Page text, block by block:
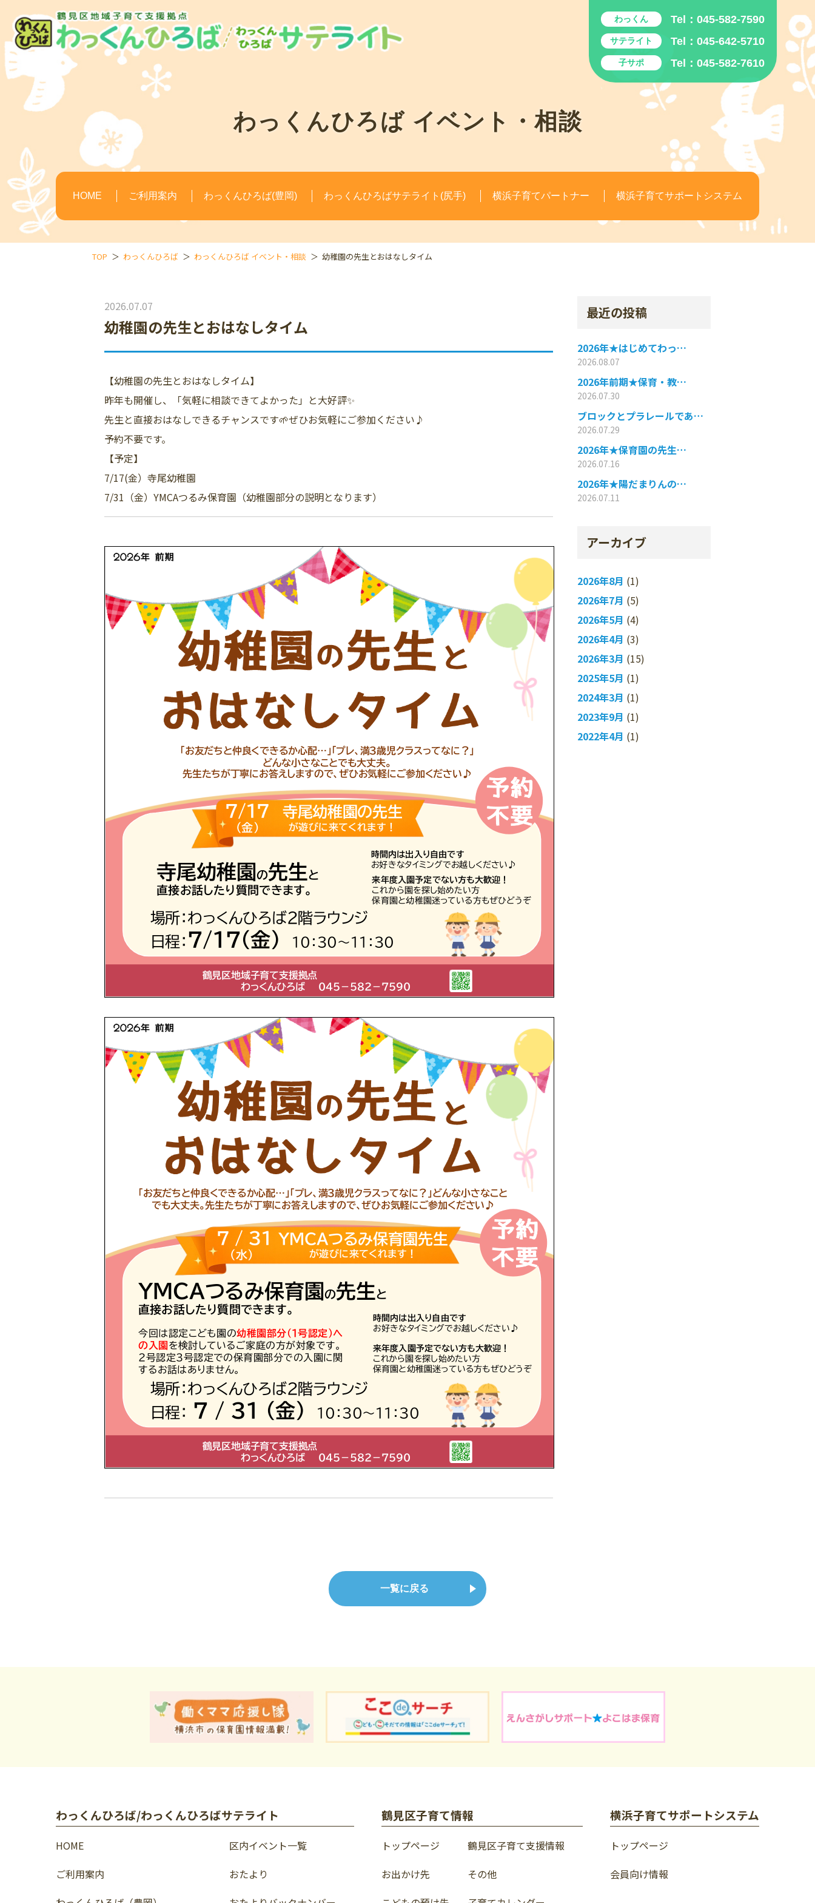
わっくん Tel： 045-582-7590
サテライト Tel： 045-642-5710
子サポ Tel： 045-582-7610
HOME ご利用案内 わっくんひろば(豊岡) わっくんひろばサテライト(尻手) 横浜子育てパートナー 横浜子育てサポートシステム
わっくんひろば イベント・相談
TOP わっくんひろば わっくんひろば イベント・相談 幼稚園の先生とおはなしタイム
2026.07.07
幼稚園の先生とおはなしタイム
【幼稚園の先生とおはなしタイム】
昨年も開催し、「気軽に相談できてよかった」と大好評✨
先生と直接おはなしできるチャンスです🌱ぜひお気軽にご参加ください♪
予約不要です。
【予定】
7/17(金）寺尾幼稚園
7/31（金）YMCAつるみ保育園（幼稚園部分の説明となります）
最近の投稿
2026年★はじめてわっ…
2026.08.07
2026年前期★保育・教…
2026.07.30
ブロックとプラレールであ…
2026.07.29
2026年★保育園の先生…
2026.07.16
2026年★陽だまりんの…
2026.07.11
アーカイブ
2026年8月 (1)
2026年7月 (5)
2026年5月 (4)
2026年4月 (3)
2026年3月 (15)
2025年5月 (1)
2024年3月 (1)
2023年9月 (1)
2022年4月 (1)
一覧に戻る
わっくんひろば/わっくんひろばサテライト
HOME
ご利用案内
区内イベント一覧
おたより
鶴見区子育て情報
トップページ
お出かけ先
鶴見区子育て支援情報
その他
横浜子育てサポートシステム
トップページ
会員向け情報